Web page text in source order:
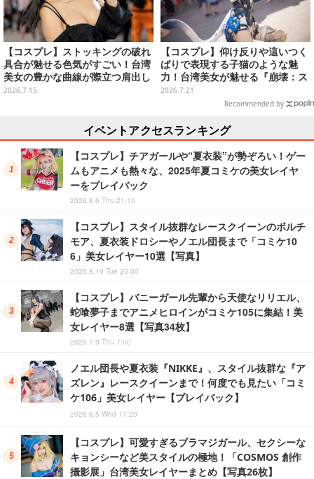
【コスプレ】ストッキングの破れ
具合が魅せる色気がすごい！台湾
美女の豊かな曲線が際立つ肩出し
ファッションがセクシーだった
2026.7.15
【コスプレ】仰け反りや這いつく
ばりで表現する子猫のような魅
力！台湾美女が魅せる『崩壊：ス
ターレイル』サフェルの躍動感が
すごい【写真8枚】
2026.7.21
Recommended by
イベントアクセスランキング
【コスプレ】チアガールや“夏衣装”が勢ぞろい！ゲー
ムもアニメも熱々な、2025年夏コミケの美女レイヤ
ーをプレイバック
2026.8.6 Thu 21:10
【コスプレ】スタイル抜群なレースクイーンのボルチ
モア、夏衣装ドロシーやノエル団長まで「コミケ10
6」美女レイヤー10選【写真】
2025.8.19 Tue 20:00
【コスプレ】バニーガール先輩から天使なリリエル、
蛇喰夢子までアニメヒロインがコミケ105に集結！美
女レイヤー8選【写真34枚】
2025.1.9 Thu 7:00
ノエル団長や夏衣装『NIKKE』、スタイル抜群な『ア
ズレン』レースクイーンまで！何度でも見たい「コミ
ケ106」美女レイヤー【プレイバック】
2026.8.5 Wed 17:20
【コスプレ】可愛すぎるブラマジガール、セクシーな
キョンシーなど美スタイルの極地！「COSMOS 創作
攝影展」台湾美女レイヤーまとめ【写真26枚】